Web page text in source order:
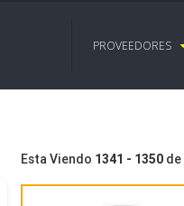
PROVEEDORES
Esta Viendo 1341 - 1350de